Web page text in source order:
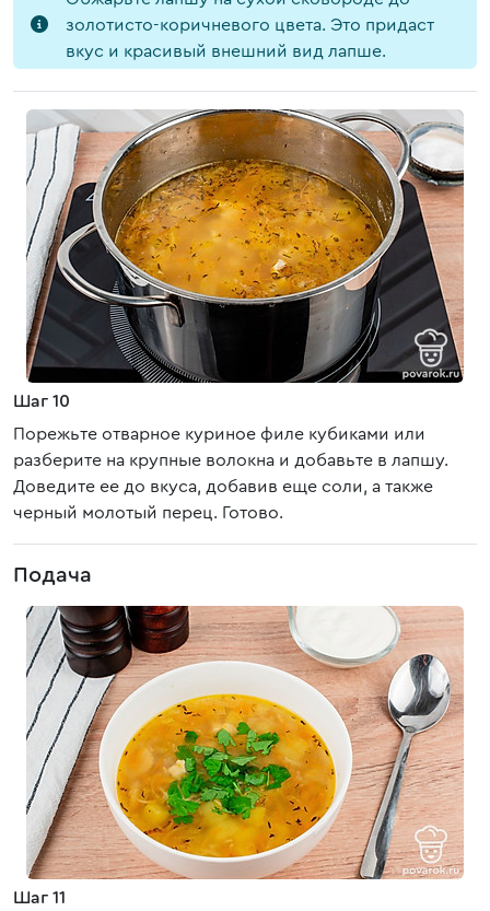
золотисто-коричневого цвета. Это придаст
вкус и красивый внешний вид лапше.
Шаг 10
Порежьте отварное куриное филе кубиками или
разберите на крупные волокна и добавьте в лапшу.
Доведите ее до вкуса, добавив еще соли, а также
черный молотый перец. Готово.
Подача
Шаг 11